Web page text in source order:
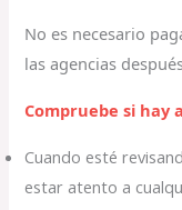
No es necesario
las agencias
Compruebe si hay
Cuando esté
estar atento a